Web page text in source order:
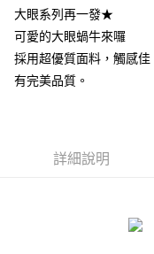
AFTEE先享後付是「在收到
便利好安心！
１．簡單：不需註冊會員、
２．便利：只要手機號碼，
３．安心：先確認商品／服
２．訂單成立數日內，您將
購買商品的店家。未經商
ATM付款
運送方式
全家付款取貨
每筆NT$100，滿
每筆NT$100，滿
大眼系列再一發★
可愛的大眼蝸牛來囉
採用超優質面料，觸感
有完美品質。
詳細說明